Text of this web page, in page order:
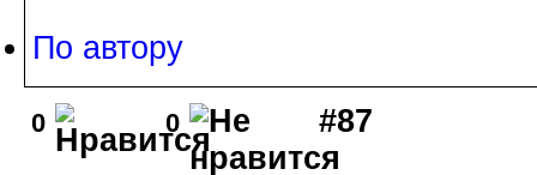
По автору
0 0 #87